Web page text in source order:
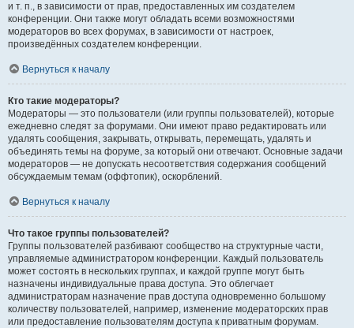
и т. п., в зависимости от прав, предоставленных им создателем
конференции. Они также могут обладать всеми возможностями
модераторов во всех форумах, в зависимости от настроек,
произведённых создателем конференции.
Вернуться к началу
Кто такие модераторы?
Модераторы — это пользователи (или группы пользователей), которые
ежедневно следят за форумами. Они имеют право редактировать или
удалять сообщения, закрывать, открывать, перемещать, удалять и
объединять темы на форуме, за который они отвечают. Основные задачи
модераторов — не допускать несоответствия содержания сообщений
обсуждаемым темам (оффтопик), оскорблений.
Вернуться к началу
Что такое группы пользователей?
Группы пользователей разбивают сообщество на структурные части,
управляемые администратором конференции. Каждый пользователь
может состоять в нескольких группах, и каждой группе могут быть
назначены индивидуальные права доступа. Это облегчает
администраторам назначение прав доступа одновременно большому
количеству пользователей, например, изменение модераторских прав
или предоставление пользователям доступа к приватным форумам.